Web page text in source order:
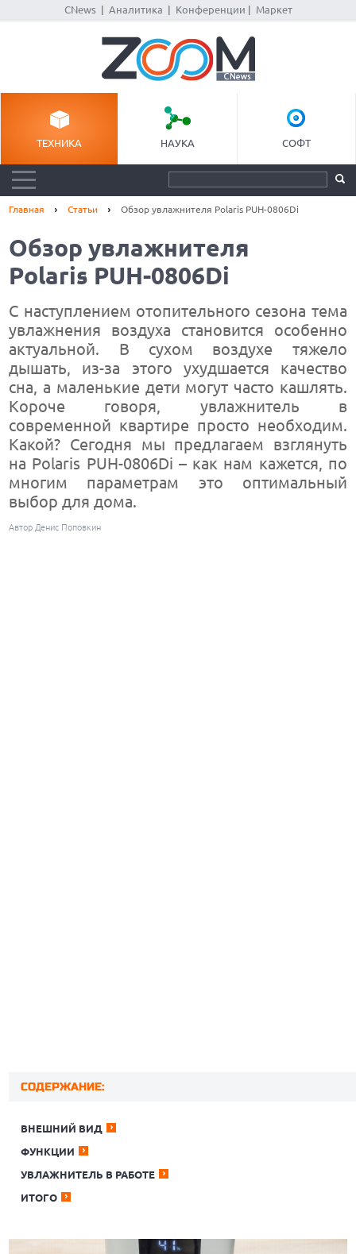
CNews| Аналитика Конференции Маркет
ТЕХНИКА НАУКА СОФТ
Главная Статьи Обзор увлажнителя Polaris PUH-0806Di
Обзор увлажнителя
Polaris PUH-0806Di
С наступлением отопительного сезона тема
увлажнения воздуха становится особенно
актуальной. В сухом воздухе тяжело
дышать, из-за этого ухудшается качество
сна, а маленькие дети могут часто кашлять.
Короче говоря, увлажнитель в
современной квартире просто необходим.
Какой? Сегодня мы предлагаем взглянуть
на Polaris PUH-0806Di – как нам кажется, по
многим параметрам это оптимальный
выбор для дома.
Автор Денис Поповкин
СОДЕРЖАНИЕ:
ВНЕШНИЙ ВИД
ФУНКЦИИ
УВЛАЖНИТЕЛЬ В РАБОТЕ
ИТОГО